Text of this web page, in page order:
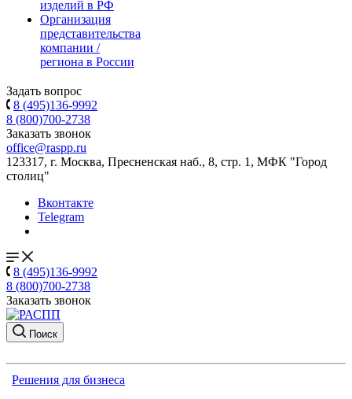
изделий в РФ
Организация
представительства
компании /
региона в России
Задать вопрос
8 (495)136-9992
8 (800)700-2738
Заказать звонок
office@raspp.ru
123317, г. Москва, Пресненская наб., 8, стр. 1, МФК "Город
столиц"
Вконтакте
Telegram
8 (495)136-9992
8 (800)700-2738
Заказать звонок
Поиск
Решения для бизнеса